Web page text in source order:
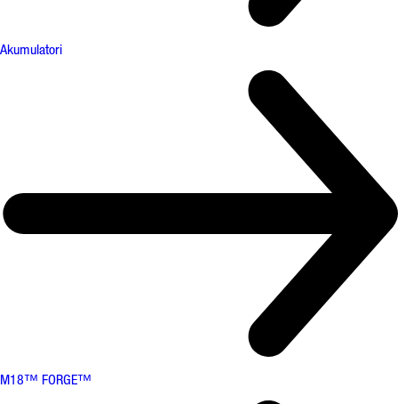
Akumulatori
M18™ FORGE™